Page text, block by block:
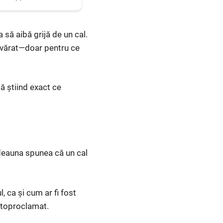
să aibă grijă de un cal.
pentru ce
știind exact ce
spunea că un cal
ca și cum ar fi fost